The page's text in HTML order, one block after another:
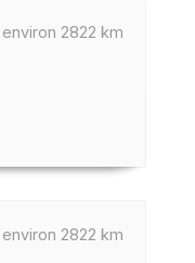
environ 2822 km
environ 2822 km